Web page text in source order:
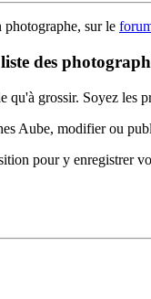
photographe, sur le
des
qu'à grossir. Soyez les
Aube, modifier ou
pour y enregistrer